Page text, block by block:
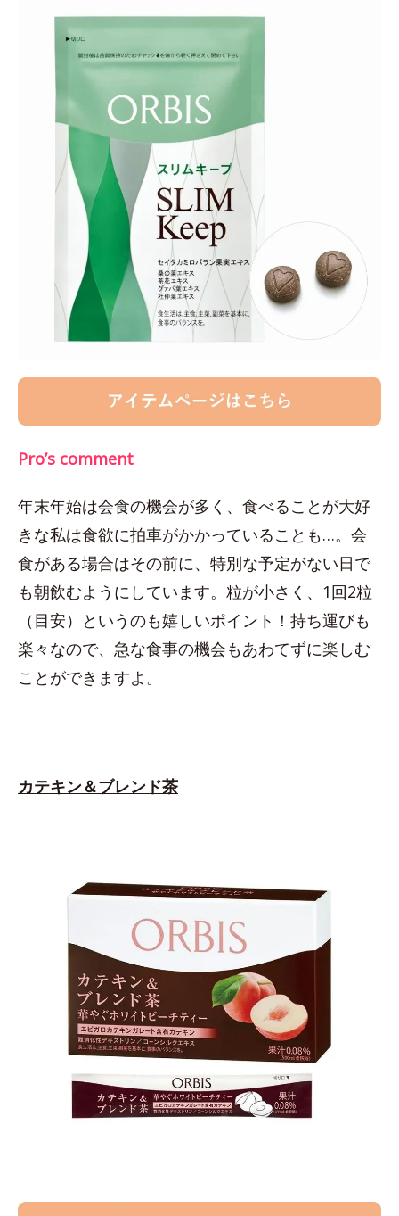
Pro’s comment
年末年始は会食の機会が多く、食べることが大好
きな私は食欲に拍車がかかっていることも…。会
食がある場合はその前に、特別な予定がない日で
も朝飲むようにしています。粒が小さく、1回2粒
（目安）というのも嬉しいポイント！持ち運びも
楽々なので、急な食事の機会もあわてずに楽しむ
ことができますよ。
カテキン＆ブレンド茶